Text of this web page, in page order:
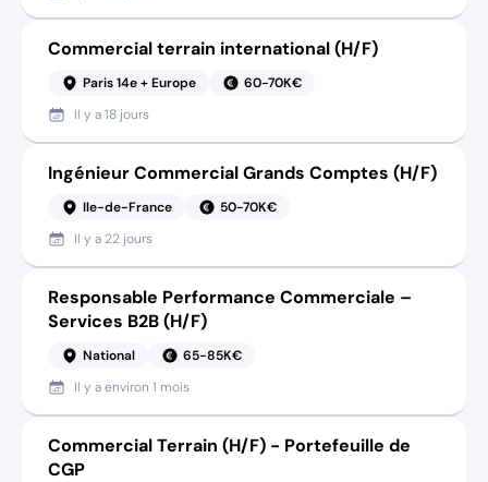
Commercial terrain international (H/F)
Paris 14e + Europe
60-70K€
Il y a18 jours
Ingénieur Commercial Grands Comptes (H/F)
Ile-de-France
50-70K€
Il y a 22 jours
Responsable Performance Commerciale –
Services B2B (H/F)
National
65-85K€
Il y aenviron 1 mois
Commercial Terrain (H/F) - Portefeuille de
CGP